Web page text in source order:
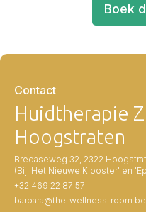
Boek
Contact
Huidtherapie
Hoogstraten
Bredaseweg 32, 2322
(Bij 'Het Nieuwe Klooster' en
+32 469 22 87 57
barbara@the-wellness-room.be